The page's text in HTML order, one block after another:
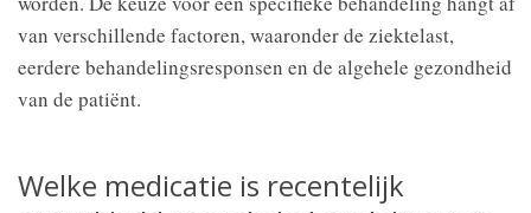
van verschillende factoren, waaronder de ziektelast,
eerdere behandelingsresponsen en de algehele gezondheid
van de patiënt.
Welke medicatie is recentelijk